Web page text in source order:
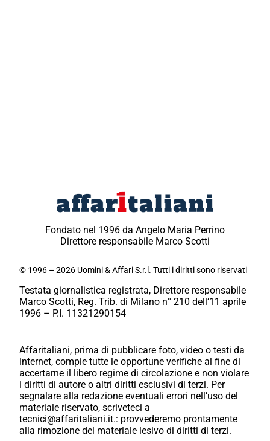
Fondato nel 1996 da Angelo Maria Perrino
Direttore responsabile Marco Scotti
© 1996 – 2026 Uomini & Affari S.r.l. Tutti i diritti sono riservati
Testata giornalistica registrata, Direttore responsabile
Marco Scotti, Reg. Trib. di Milano n° 210 dell’11 aprile
1996 – P.I. 11321290154
Affaritaliani, prima di pubblicare foto, video o testi da
internet, compie tutte le opportune verifiche al fine di
accertarne il libero regime di circolazione e non violare
i diritti di autore o altri diritti esclusivi di terzi. Per
segnalare alla redazione eventuali errori nell’uso del
materiale riservato, scriveteci a
tecnici@affaritaliani.it.: provvederemo prontamente
alla rimozione del materiale lesivo di diritti di terzi.